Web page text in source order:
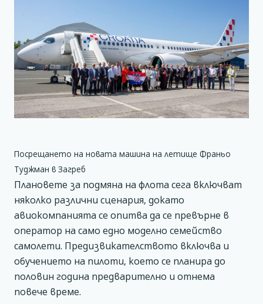
Посрещането на новата машина на летище Франьо
Туджман в Загреб
Плановете за подмяна на флота сега включват
няколко различни сценария, докато
авиокомпанията се опитва да се превърне в
оператор на само едно моделно семейство
самолети. Предизвикателството включва и
обучението на пилоти, което се планира до
половин година предварително и отнема
повече време.